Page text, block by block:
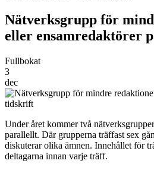
Nätverksgrupp för
eller ensamredaktörer
Fullbokat
3
dec
Under året kommer två
parallellt. Där grupperna träffast sex
diskuterar olika ämnen. Innehållet för
deltagarna innan varje träff.